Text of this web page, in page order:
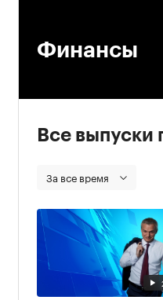
Финансы
Все
За все время